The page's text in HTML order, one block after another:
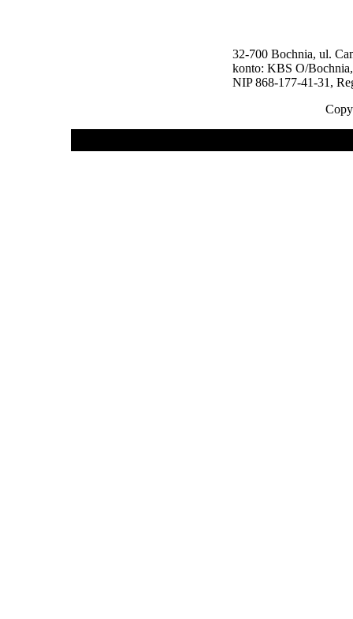
32-700 Bochnia, ul.
konto: KBS O/
NIP 868-177-41-31,